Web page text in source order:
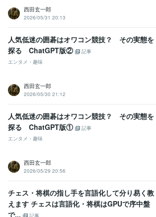
西田玄一郎
2026/05/31 20:13
人気低迷の囲碁はオワコン競技？ その実態を
探る ChatGPT版②
記事
エンタメ・趣味
西田玄一郎
2026/05/30 21:12
人気低迷の囲碁はオワコン競技？ その実態を
探る ChatGPT版①
記事
エンタメ・趣味
西田玄一郎
2026/05/29 20:56
チェス・将棋の指し手を言語化して分り易く教
えます チェスは言語化・将棋はGPUで序中盤
で...
記事